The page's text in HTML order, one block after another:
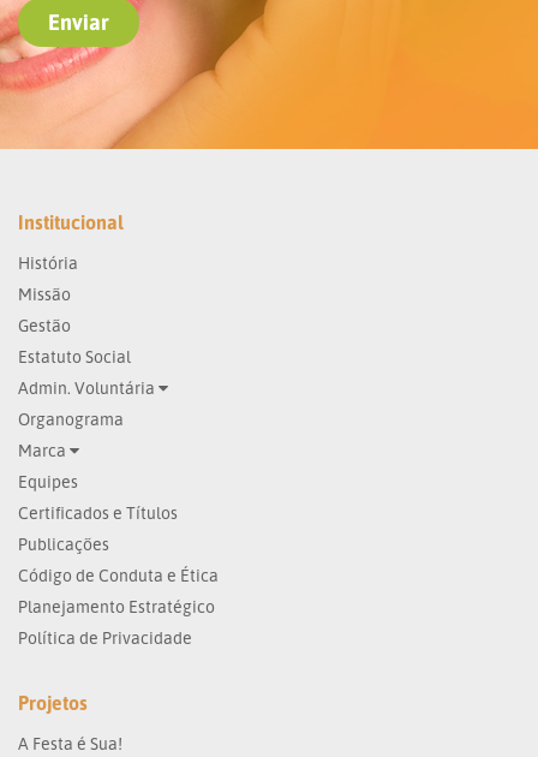
Institucional
História
Missão
Gestão
Estatuto Social
Admin. Voluntária
Organograma
Marca
Equipes
Certificados e Títulos
Publicações
Código de Conduta e Ética
Planejamento Estratégico
Política de Privacidade
Projetos
A Festa é Sua!